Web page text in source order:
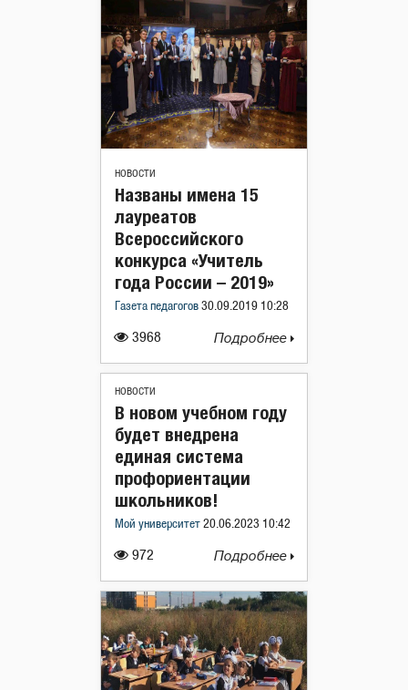
НОВОСТИ
3968
Названы имена 15
лауреатов
Всероссийского
конкурса «Учитель
года России – 2019»
Газета педагогов 30.09.2019 10:28
Подробнее
НОВОСТИ
972
В новом учебном году
будет внедрена
единая система
профориентации
школьников!
Мой университет 20.06.2023 10:42
Подробнее